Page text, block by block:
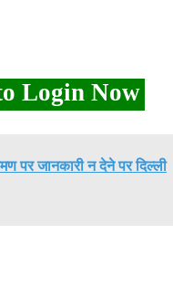
Login Now
पर जानकारी न देने पर दिल्ली